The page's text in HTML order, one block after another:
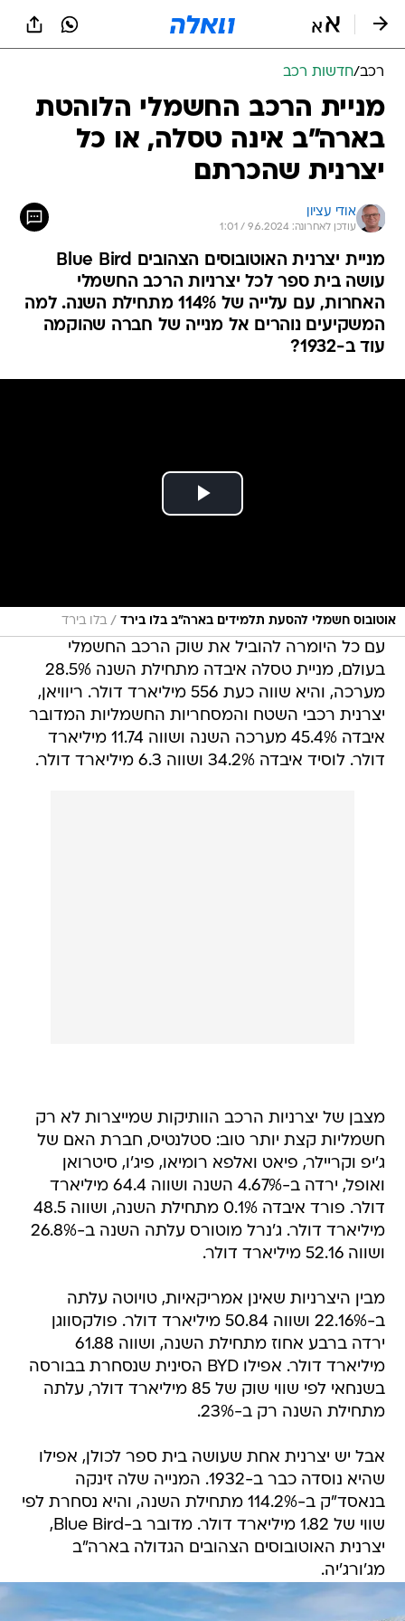
רכב/חדשות רכב
מניית הרכב החשמלי הלוהטת
בארה"ב אינה טסלה, או כל
יצרנית שהכרתם
אודי עציון
עודכן לאחרונה: 9.6.2024 / 1:01
מניית יצרנית האוטובוסים הצהובים Blue Bird
עושה בית ספר לכל יצרניות הרכב החשמלי
האחרות, עם עלייה של 114% מתחילת השנה. למה
המשקיעים נוהרים אל מנייה של חברה שהוקמה
עוד ב-1932?
אוטובוס חשמלי להסעת תלמידים בארה"ב בלו בירד / בלו בירד
עם כל היומרה להוביל את שוק הרכב החשמלי
בעולם, מניית טסלה איבדה מתחילת השנה 28.5%
מערכה, והיא שווה כעת 556 מיליארד דולר. ריוויאן,
יצרנית רכבי השטח והמסחריות החשמליות המדובר
איבדה 45.4% מערכה השנה ושווה 11.74 מיליארד
דולר. לוסיד איבדה 34.2% ושווה 6.3 מיליארד דולר.
מצבן של יצרניות הרכב הוותיקות שמייצרות לא רק
חשמליות קצת יותר טוב: סטלנטיס, חברת האם של
ג'יפ וקריילר, פיאט ואלפא רומיאו, פיג'ו, סיטרואן
ואופל, ירדה ב-4.67% השנה ושווה 64.4 מיליארד
דולר. פורד איבדה 0.1% מתחילת השנה, ושווה 48.5
מיליארד דולר. ג'נרל מוטורס עלתה השנה ב-26.8%
ושווה 52.16 מיליארד דולר.
מבין היצרניות שאינן אמריקאיות, טויוטה עלתה
ב-22.16% ושווה 50.84 מיליארד דולר. פולקסווגן
ירדה ברבע אחוז מתחילת השנה, ושווה 61.88
מיליארד דולר. אפילו BYD הסינית שנסחרת בבורסה
בשנחאי לפי שווי שוק של 85 מיליארד דולר, עלתה
מתחילת השנה רק ב-23%.
אבל יש יצרנית אחת שעושה בית ספר לכולן, אפילו
שהיא נוסדה כבר ב-1932. המנייה שלה זינקה
בנאסד"ק ב-114.2% מתחילת השנה, והיא נסחרת לפי
שווי של 1.82 מיליארד דולר. מדובר ב-Blue Bird,
יצרנית האוטובוסים הצהובים הגדולה בארה"ב
מג'ורג'יה.